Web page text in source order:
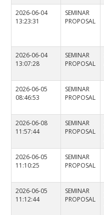
2026-06-04
13:23:31
SEMINAR
PROPOSAL
2026-06-04
13:07:28
SEMINAR
PROPOSAL
2026-06-05
08:46:53
SEMINAR
PROPOSAL
2026-06-08
11:57:44
SEMINAR
PROPOSAL
2026-06-05
11:10:25
SEMINAR
PROPOSAL
2026-06-05
11:12:44
SEMINAR
PROPOSAL